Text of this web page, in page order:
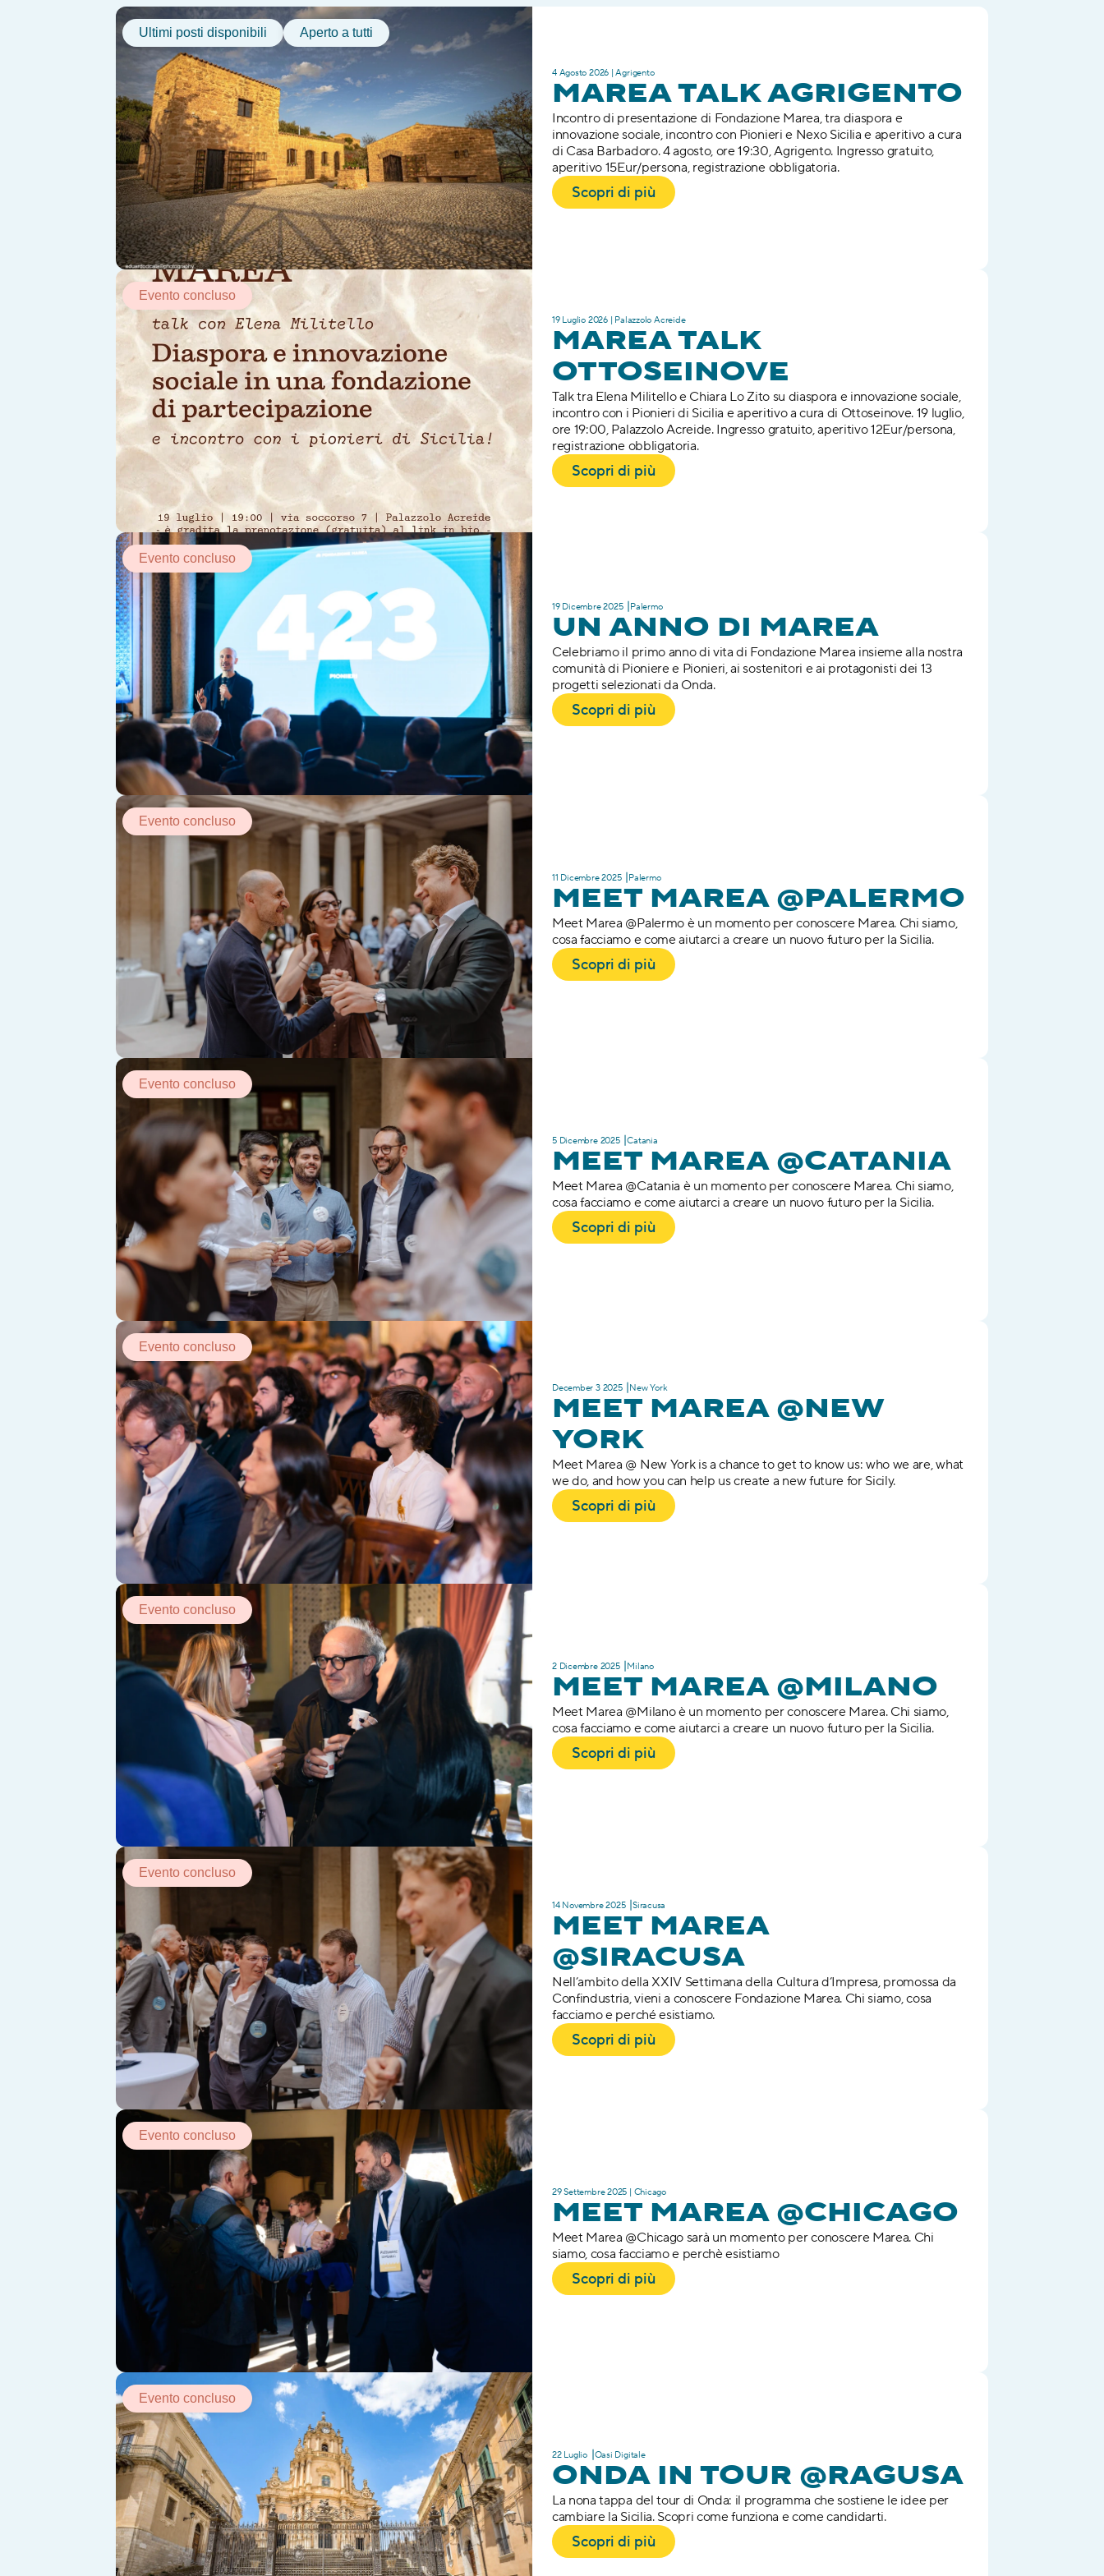
Ultimi posti disponibili Aperto a tutti
4 Agosto 2026 | Agrigento
MAREA TALK AGRIGENTO
Incontro di presentazione di Fondazione Marea, tra diaspora e
innovazione sociale, incontro con Pionieri e Nexo Sicilia e aperitivo a cura
di Casa Barbadoro. 4 agosto, ore 19:30, Agrigento. Ingresso gratuito,
aperitivo 15Eur/persona, registrazione obbligatoria.
Scopri di più
Evento concluso
19 Luglio 2026 | Palazzolo Acreide
MAREA TALK
OTTOSEINOVE
Talk tra Elena Militello e Chiara Lo Zito su diaspora e innovazione sociale,
incontro con i Pionieri di Sicilia e aperitivo a cura di Ottoseinove. 19 luglio,
ore 19:00, Palazzolo Acreide. Ingresso gratuito, aperitivo 12Eur/persona,
registrazione obbligatoria.
Scopri di più
Evento concluso
19 Dicembre 2025 ⎥Palermo
UN ANNO DI MAREA
Celebriamo il primo anno di vita di Fondazione Marea insieme alla nostra
comunità di Pioniere e Pionieri, ai sostenitori e ai protagonisti dei 13
progetti selezionati da Onda.
Scopri di più
Evento concluso
11 Dicembre 2025 ⎥Palermo
MEET MAREA @PALERMO
Meet Marea @Palermo è un momento per conoscere Marea. Chi siamo,
cosa facciamo e come aiutarci a creare un nuovo futuro per la Sicilia.
Scopri di più
Evento concluso
5 Dicembre 2025 ⎥Catania
MEET MAREA @CATANIA
Meet Marea @Catania è un momento per conoscere Marea. Chi siamo,
cosa facciamo e come aiutarci a creare un nuovo futuro per la Sicilia.
Scopri di più
Evento concluso
December 3 2025 ⎥New York
MEET MAREA @NEW
YORK
Meet Marea @ New York is a chance to get to know us: who we are, what
we do, and how you can help us create a new future for Sicily.
Scopri di più
Evento concluso
2 Dicembre 2025 ⎥Milano
MEET MAREA @MILANO
Meet Marea @Milano è un momento per conoscere Marea. Chi siamo,
cosa facciamo e come aiutarci a creare un nuovo futuro per la Sicilia.
Scopri di più
Evento concluso
14 Novembre 2025 ⎥Siracusa
MEET MAREA
@SIRACUSA
Nell’ambito della XXIV Settimana della Cultura d’Impresa, promossa da
Confindustria, vieni a conoscere Fondazione Marea. Chi siamo, cosa
facciamo e perché esistiamo.
Scopri di più
Evento concluso
29 Settembre 2025 | Chicago
MEET MAREA @CHICAGO
Meet Marea @Chicago sarà un momento per conoscere Marea. Chi
siamo, cosa facciamo e perchè esistiamo
Scopri di più
Evento concluso
22 Luglio ⎥Oasi Digitale
ONDA IN TOUR @RAGUSA
La nona tappa del tour di Onda: il programma che sostiene le idee per
cambiare la Sicilia. Scopri come funziona e come candidarti.
Scopri di più